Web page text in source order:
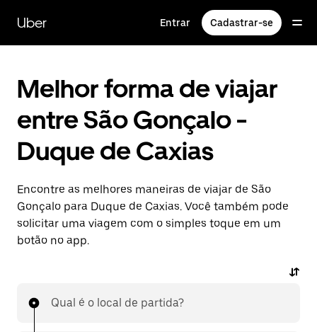
para
conteúdo
Uber Entrar Cadastrar-se
Melhor forma de viajar
entre São Gonçalo -
Duque de Caxias
Encontre as melhores maneiras de viajar de São
Gonçalo para Duque de Caxias. Você também pode
solicitar uma viagem com o simples toque em um
botão no app.
Qual é o local de partida?